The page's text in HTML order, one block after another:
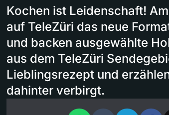
Kochen ist Leidenschaft!
auf TeleZüri das neue
und backen ausgewählte
aus dem TeleZüri
Lieblingsrezept und
dahinter verbirgt.